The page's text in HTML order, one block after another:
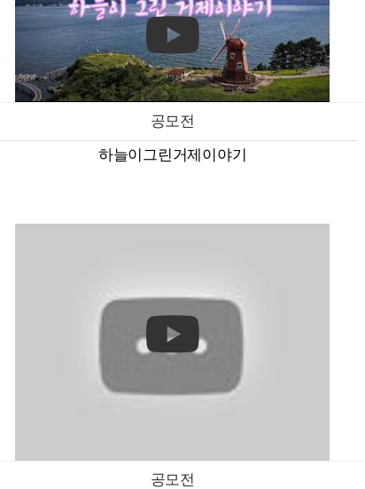
공모전
하늘이그린거제이야기
공모전